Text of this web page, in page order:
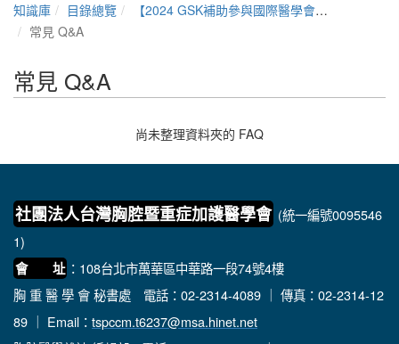
知識庫 目錄總覽
【2024 GSK補助參與國際醫學會議交流方案】
常見 Q&A
常見 Q&A
尚未整理資料夾的 FAQ
社團法人台灣胸腔暨重症加護醫學會 (統一編號0095546
1)
會 址 ：108台北市萬華區中華路一段74號4樓
胸 重 醫 學 會 秘書處 電話：02-2314-4089 ｜ 傳真：02-2314-12
89 ｜ Email： tspccm.t6237@msa.hinet.net